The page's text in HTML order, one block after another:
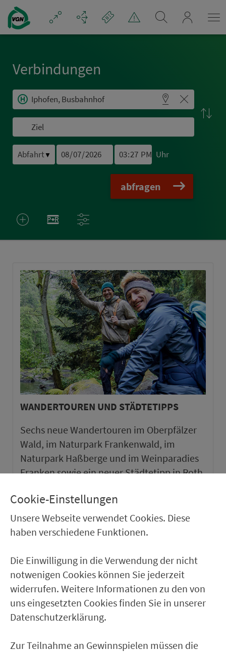
Navigation überspringen
Ver­bin­dungen
▼ Uhr
abfragen
WANDERTOUREN UND STÄDTETIPPS
Sechs neue Wandertouren im Oberpfälzer
Wald, im Naturpark Frankenwald, im
Naturpark Haßberge und im Weinparadies
Franken sowie ein neuer Städtetipp in Roth.
Cookie-Einstellungen
Unsere Webseite verwendet Cookies. Diese
haben verschiedene Funktionen.
Die Einwilligung in die Verwendung der nicht
notwenigen Cookies können Sie jederzeit
widerrufen. Weitere Informationen zu den von
uns eingesetzten Cookies finden Sie in unserer
Datenschutzerklärung.
Zur Teilnahme an Gewinnspielen müssen die